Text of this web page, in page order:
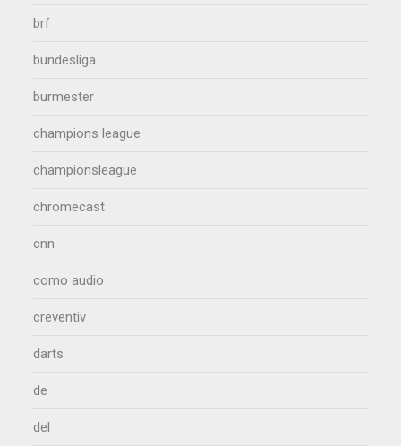
brf
bundesliga
burmester
champions league
championsleague
chromecast
cnn
como audio
creventiv
darts
de
del